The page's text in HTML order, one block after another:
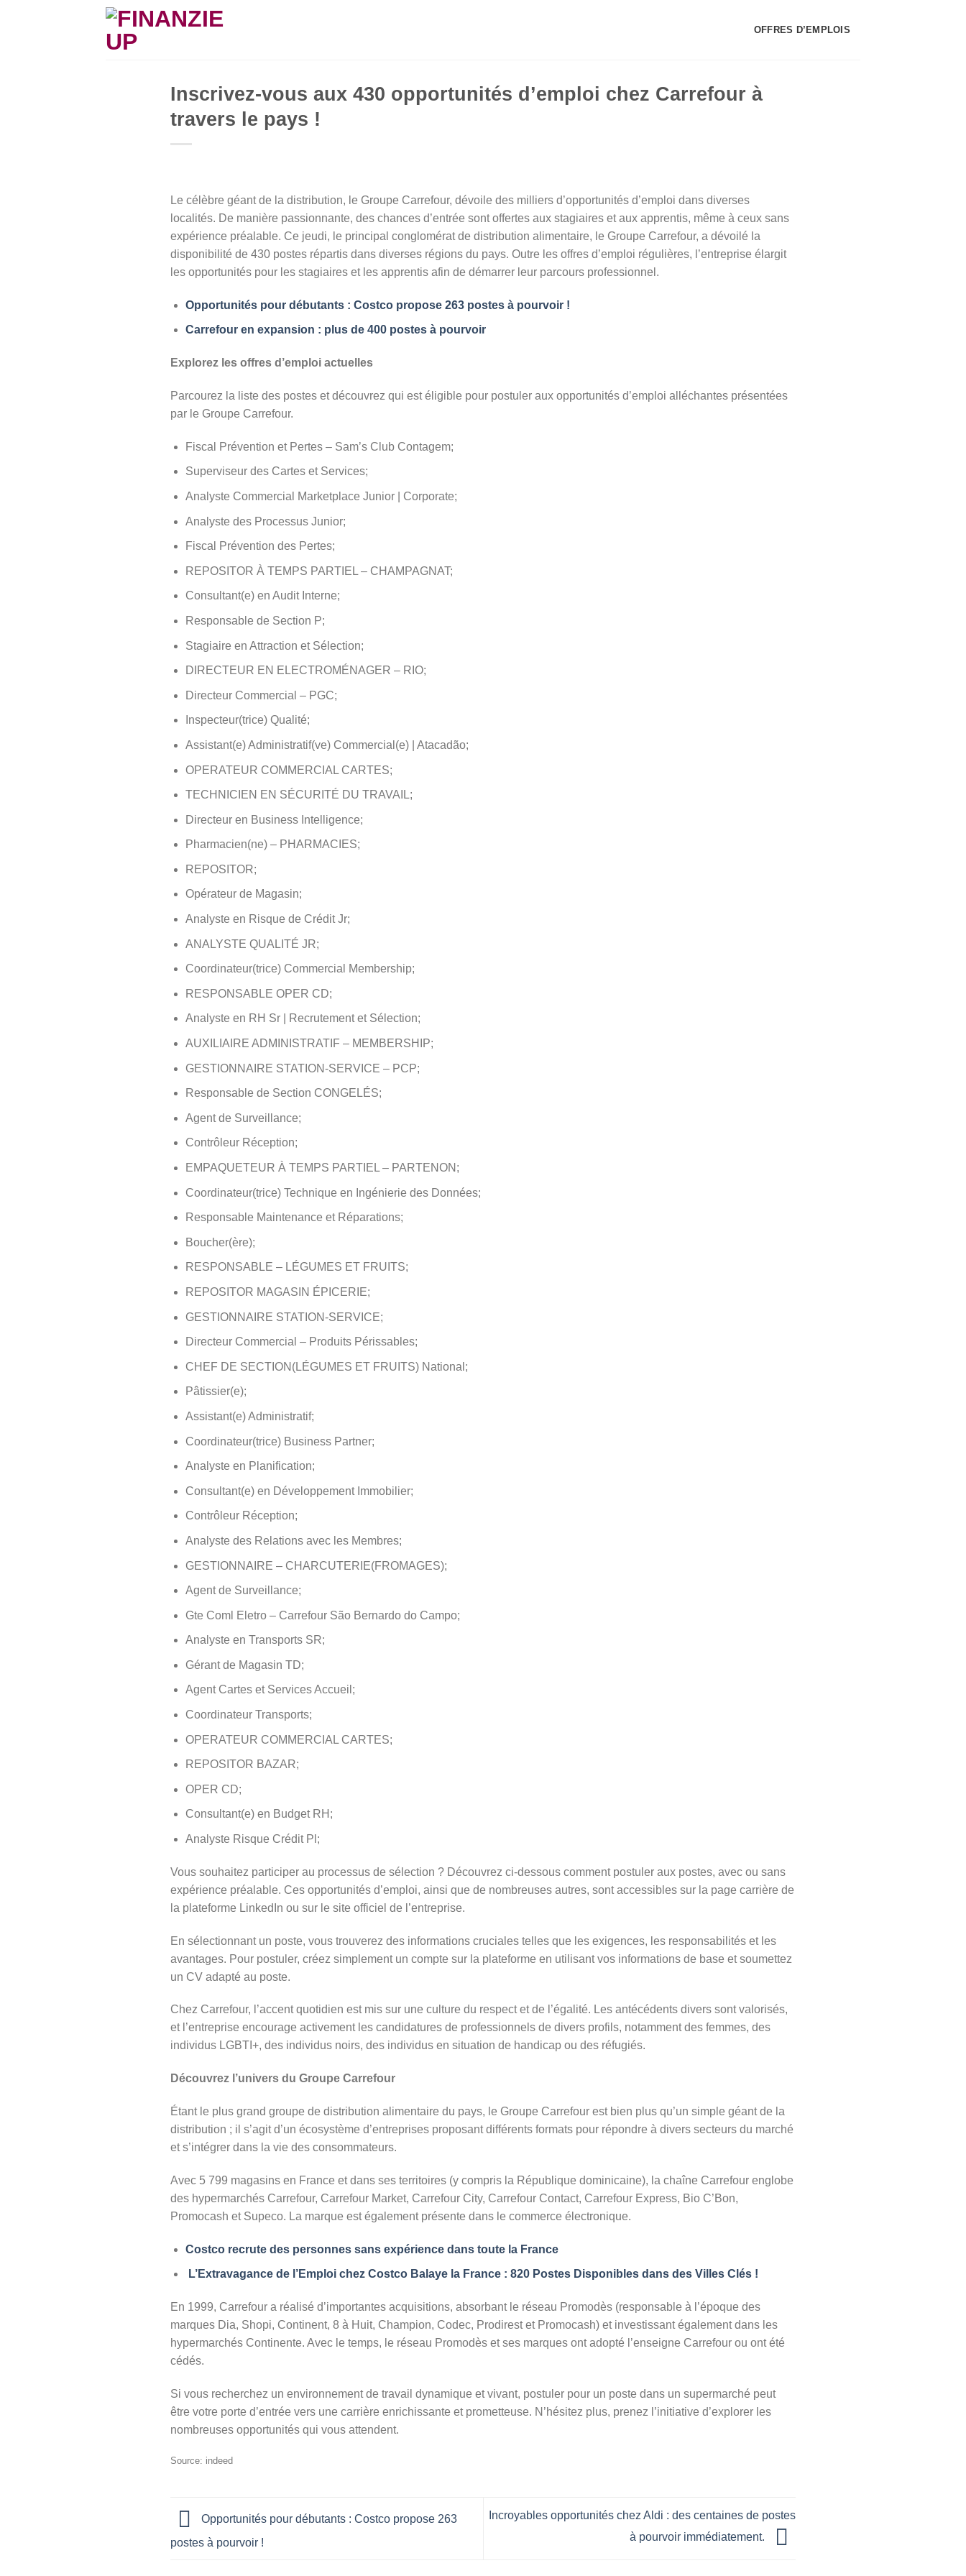
OFFRES D’EMPLOIS
Inscrivez-vous aux 430 opportunités d’emploi chez Carrefour à
travers le pays !
Le célèbre géant de la distribution, le Groupe Carrefour, dévoile des milliers d’opportunités d’emploi dans diverses
localités. De manière passionnante, des chances d’entrée sont offertes aux stagiaires et aux apprentis, même à ceux sans
expérience préalable. Ce jeudi, le principal conglomérat de distribution alimentaire, le Groupe Carrefour, a dévoilé la
disponibilité de 430 postes répartis dans diverses régions du pays. Outre les offres d’emploi régulières, l’entreprise élargit
les opportunités pour les stagiaires et les apprentis afin de démarrer leur parcours professionnel.
Opportunités pour débutants : Costco propose 263 postes à pourvoir !
Carrefour en expansion : plus de 400 postes à pourvoir
Explorez les offres d’emploi actuelles
Parcourez la liste des postes et découvrez qui est éligible pour postuler aux opportunités d’emploi alléchantes présentées
par le Groupe Carrefour.
Fiscal Prévention et Pertes – Sam’s Club Contagem;
Superviseur des Cartes et Services;
Analyste Commercial Marketplace Junior | Corporate;
Analyste des Processus Junior;
Fiscal Prévention des Pertes;
REPOSITOR À TEMPS PARTIEL – CHAMPAGNAT;
Consultant(e) en Audit Interne;
Responsable de Section P;
Stagiaire en Attraction et Sélection;
DIRECTEUR EN ELECTROMÉNAGER – RIO;
Directeur Commercial – PGC;
Inspecteur(trice) Qualité;
Assistant(e) Administratif(ve) Commercial(e) | Atacadão;
OPERATEUR COMMERCIAL CARTES;
TECHNICIEN EN SÉCURITÉ DU TRAVAIL;
Directeur en Business Intelligence;
Pharmacien(ne) – PHARMACIES;
REPOSITOR;
Opérateur de Magasin;
Analyste en Risque de Crédit Jr;
ANALYSTE QUALITÉ JR;
Coordinateur(trice) Commercial Membership;
RESPONSABLE OPER CD;
Analyste en RH Sr | Recrutement et Sélection;
AUXILIAIRE ADMINISTRATIF – MEMBERSHIP;
GESTIONNAIRE STATION-SERVICE – PCP;
Responsable de Section CONGELÉS;
Agent de Surveillance;
Contrôleur Réception;
EMPAQUETEUR À TEMPS PARTIEL – PARTENON;
Coordinateur(trice) Technique en Ingénierie des Données;
Responsable Maintenance et Réparations;
Boucher(ère);
RESPONSABLE – LÉGUMES ET FRUITS;
REPOSITOR MAGASIN ÉPICERIE;
GESTIONNAIRE STATION-SERVICE;
Directeur Commercial – Produits Périssables;
CHEF DE SECTION(LÉGUMES ET FRUITS) National;
Pâtissier(e);
Assistant(e) Administratif;
Coordinateur(trice) Business Partner;
Analyste en Planification;
Consultant(e) en Développement Immobilier;
Contrôleur Réception;
Analyste des Relations avec les Membres;
GESTIONNAIRE – CHARCUTERIE(FROMAGES);
Agent de Surveillance;
Gte Coml Eletro – Carrefour São Bernardo do Campo;
Analyste en Transports SR;
Gérant de Magasin TD;
Agent Cartes et Services Accueil;
Coordinateur Transports;
OPERATEUR COMMERCIAL CARTES;
REPOSITOR BAZAR;
OPER CD;
Consultant(e) en Budget RH;
Analyste Risque Crédit Pl;
Vous souhaitez participer au processus de sélection ? Découvrez ci-dessous comment postuler aux postes, avec ou sans
expérience préalable. Ces opportunités d’emploi, ainsi que de nombreuses autres, sont accessibles sur la page carrière de
la plateforme LinkedIn ou sur le site officiel de l’entreprise.
En sélectionnant un poste, vous trouverez des informations cruciales telles que les exigences, les responsabilités et les
avantages. Pour postuler, créez simplement un compte sur la plateforme en utilisant vos informations de base et soumettez
un CV adapté au poste.
Chez Carrefour, l’accent quotidien est mis sur une culture du respect et de l’égalité. Les antécédents divers sont valorisés,
et l’entreprise encourage activement les candidatures de professionnels de divers profils, notamment des femmes, des
individus LGBTI+, des individus noirs, des individus en situation de handicap ou des réfugiés.
Découvrez l’univers du Groupe Carrefour
Étant le plus grand groupe de distribution alimentaire du pays, le Groupe Carrefour est bien plus qu’un simple géant de la
distribution ; il s’agit d’un écosystème d’entreprises proposant différents formats pour répondre à divers secteurs du marché
et s’intégrer dans la vie des consommateurs.
Avec 5 799 magasins en France et dans ses territoires (y compris la République dominicaine), la chaîne Carrefour englobe
des hypermarchés Carrefour, Carrefour Market, Carrefour City, Carrefour Contact, Carrefour Express, Bio C’Bon,
Promocash et Supeco. La marque est également présente dans le commerce électronique.
Costco recrute des personnes sans expérience dans toute la France
L’Extravagance de l’Emploi chez Costco Balaye la France : 820 Postes Disponibles dans des Villes Clés !
En 1999, Carrefour a réalisé d’importantes acquisitions, absorbant le réseau Promodès (responsable à l’époque des
marques Dia, Shopi, Continent, 8 à Huit, Champion, Codec, Prodirest et Promocash) et investissant également dans les
hypermarchés Continente. Avec le temps, le réseau Promodès et ses marques ont adopté l’enseigne Carrefour ou ont été
cédés.
Si vous recherchez un environnement de travail dynamique et vivant, postuler pour un poste dans un supermarché peut
être votre porte d’entrée vers une carrière enrichissante et prometteuse. N’hésitez plus, prenez l’initiative d’explorer les
nombreuses opportunités qui vous attendent.
Source: indeed
Opportunités pour débutants : Costco propose 263
postes à pourvoir !
Incroyables opportunités chez Aldi : des centaines de postes
à pourvoir immédiatement.